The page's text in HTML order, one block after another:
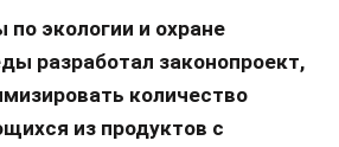
экологии и охране
разработал законопроект,
количество
из продуктов с